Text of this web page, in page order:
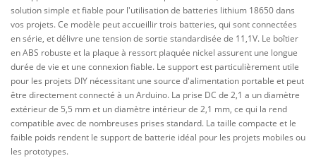
solution simple et fiable pour l'utilisation de batteries lithium 18650 dans
vos projets. Ce modèle peut accueillir trois batteries, qui sont connectées
en série, et délivre une tension de sortie standardisée de 11,1V. Le boîtier
en ABS robuste et la plaque à ressort plaquée nickel assurent une longue
durée de vie et une connexion fiable. Le support est particulièrement utile
pour les projets DIY nécessitant une source d'alimentation portable et peut
être directement connecté à un Arduino. La prise DC de 2,1 a un diamètre
extérieur de 5,5 mm et un diamètre intérieur de 2,1 mm, ce qui la rend
compatible avec de nombreuses prises standard. La taille compacte et le
faible poids rendent le support de batterie idéal pour les projets mobiles ou
les prototypes.